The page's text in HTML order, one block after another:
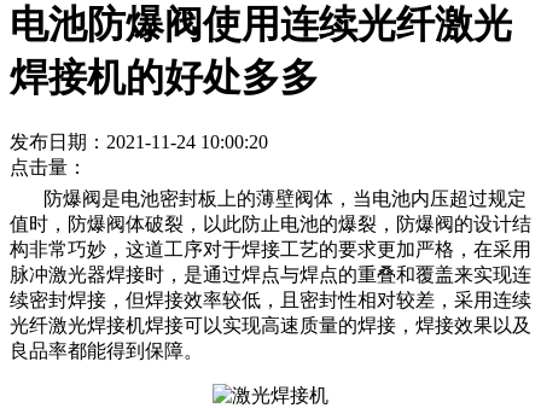
电池防爆阀使用连续光纤激光
焊接机的好处多多
发布日期：2021-11-24 10:00:20
点击量：
防爆阀是电池密封板上的薄壁阀体，当电池内压超过规定
值时，防爆阀体破裂，以此防止电池的爆裂，防爆阀的设计结
构非常巧妙，这道工序对于焊接工艺的要求更加严格，在采用
脉冲激光器焊接时，是通过焊点与焊点的重叠和覆盖来实现连
续密封焊接，但焊接效率较低，且密封性相对较差，采用连续
光纤激光焊接机焊接可以实现高速质量的焊接，焊接效果以及
良品率都能得到保障。